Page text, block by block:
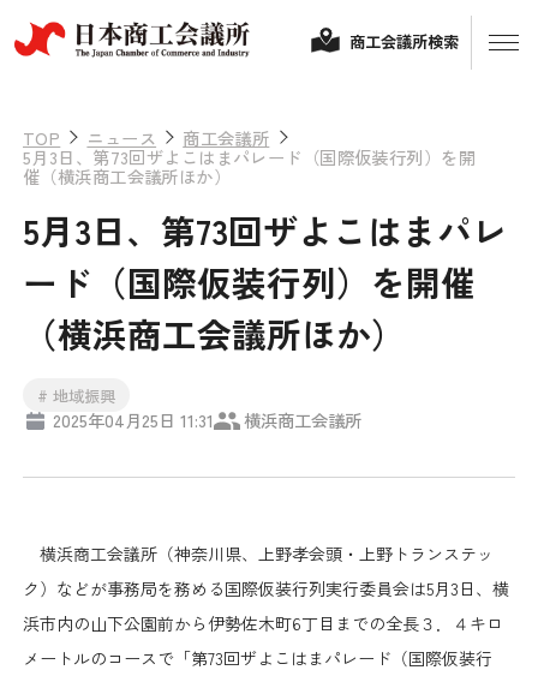
経営相談
融資制度・補助金
検定試験
ビジネス交流
調査・研究
日本商工会議所とは
組織概要
商工会議所検索
TOP ニュース 商工会議所
5月3日、第73回ザよこはまパレード（国際仮装行列）を開
催（横浜商工会議所ほか）
5月3日、第73回ザよこはまパレ
ード（国際仮装行列）を開催
（横浜商工会議所ほか）
# 地域振興
2025年04月25日 11:31 横浜商工会議所
横浜商工会議所（神奈川県、上野孝会頭・上野トランステッ
ク）などが事務局を務める国際仮装行列実行委員会は5月3日、横
浜市内の山下公園前から伊勢佐木町6丁目までの全長３．４キロ
メートルのコースで「第73回ザよこはまパレード（国際仮装行